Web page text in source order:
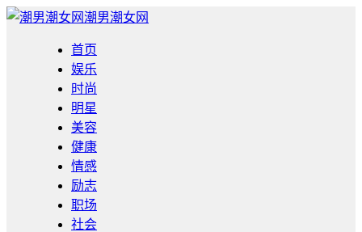
潮男潮女网
首页
娱乐
时尚
明星
美容
健康
情感
励志
职场
社会